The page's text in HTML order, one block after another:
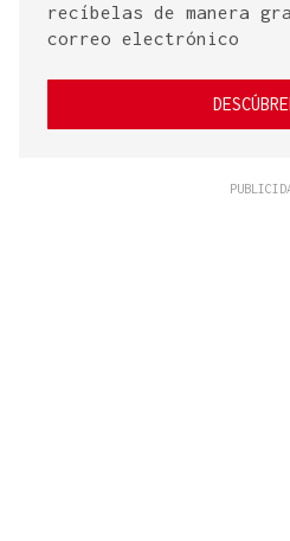
recíbelas de manera
correo electrónico